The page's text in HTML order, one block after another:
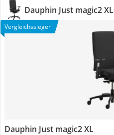
Dauphin Just magic2 XL
Vergleichssieger
Dauphin Just magic2 XL